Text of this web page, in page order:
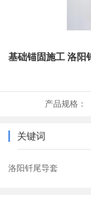
基础锚固施工 洛阳
产品规格：
关键词
洛阳钎尾导套